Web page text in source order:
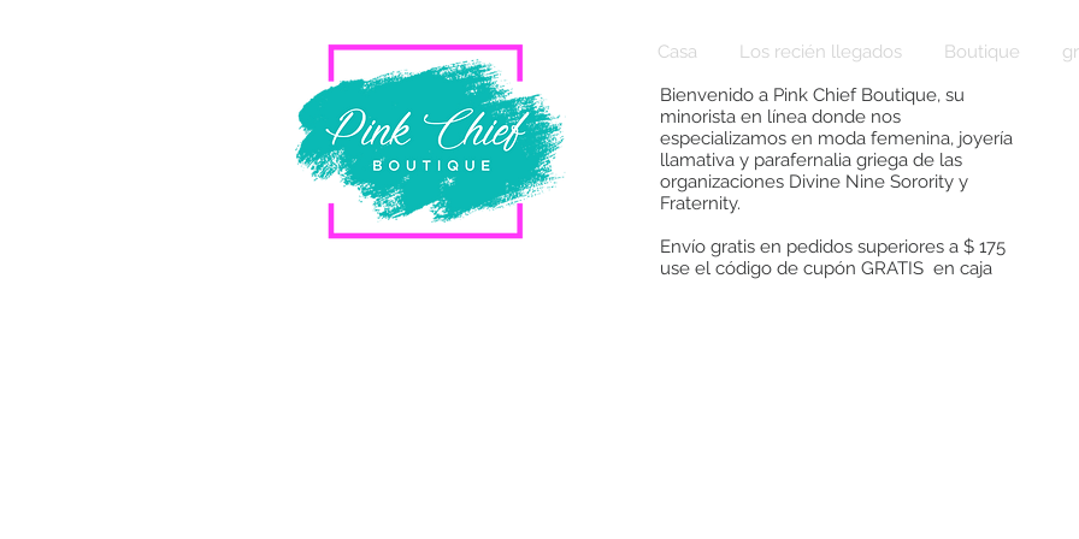
Casa Los recién llegados Boutique
Bienvenido a Pink Chief Boutique, su
minorista en línea donde nos
especializamos en moda femenina, joyería
llamativa y parafernalia griega de las
organizaciones Divine Nine Sorority y
Fraternity.
Envío gratis en pedidos superiores a $ 175
use el código de cupón GRATIS en caja